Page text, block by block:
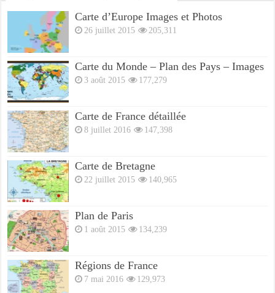
Carte d’Europe Images et Photos
26 juillet 2015 205,311
Carte du Monde – Plan des Pays – Images
3 août 2015 177,279
Carte de France détaillée
8 juillet 2016 147,398
Carte de Bretagne
22 juillet 2015 140,965
Plan de Paris
1 août 2015 134,239
Régions de France
7 mai 2016 129,973